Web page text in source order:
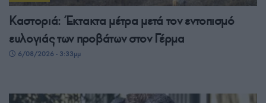
Καστοριά: Έκτακτα μέτρα μετά τον εντοπισμό
ευλογιάς των προβάτων στον Γέρμα
6/08/2026 - 3:33μμ